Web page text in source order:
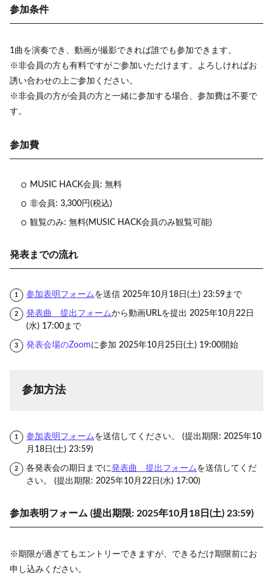
参加条件
1曲を演奏でき、動画が撮影できれば誰でも参加できます。
※非会員の方も有料ですがご参加いただけます。よろしければお
誘い合わせの上ご参加ください。
※非会員の方が会員の方と一緒に参加する場合、参加費は不要で
す。
参加費
MUSIC HACK会員: 無料
非会員: 3,300円(税込)
観覧のみ: 無料(MUSIC HACK会員のみ観覧可能)
発表までの流れ
参加表明フォームを送信 2025年10月18日(土) 23:59まで
発表曲 提出フォームから動画URLを提出 2025年10月22日
(水) 17:00まで
発表会場のZoomに参加 2025年10月25日(土) 19:00開始
参加方法
参加表明フォームを送信してください。 (提出期限: 2025年10
月18日(土) 23:59)
各発表会の期日までに発表曲 提出フォームを送信してくだ
さい。 (提出期限: 2025年10月22日(水) 17:00)
参加表明フォーム (提出期限: 2025年10月18日(土) 23:59)
※期限が過ぎてもエントリーできますが、できるだけ期限前にお
申し込みください。